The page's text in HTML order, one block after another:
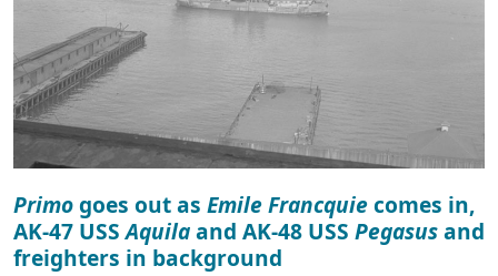
Primogoes out as Emile Francquiecomes in,
AK-47 USSAquilaand AK-48 USS Pegasusand
freighters in background